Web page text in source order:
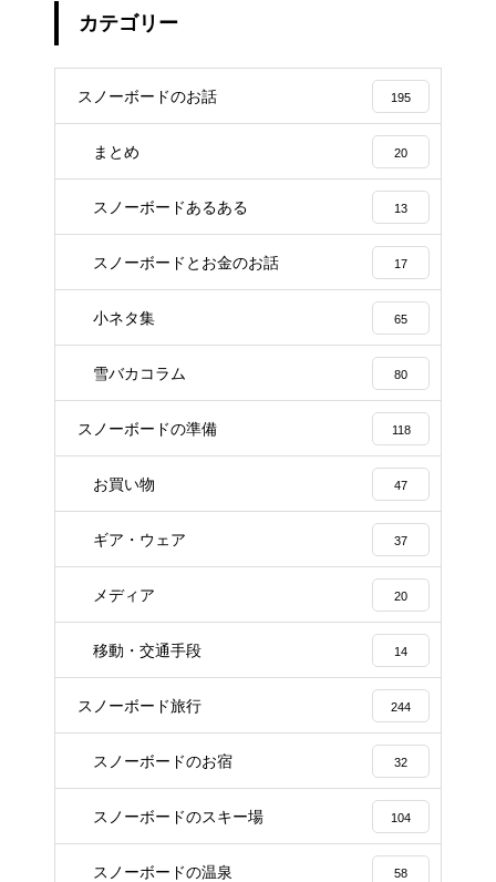
カテゴリー
スノーボードのお話 195
まとめ 20
スノーボードあるある 13
スノーボードとお金のお話 17
小ネタ集 65
雪バカコラム 80
スノーボードの準備 118
お買い物 47
ギア・ウェア 37
メディア 20
移動・交通手段 14
スノーボード旅行 244
スノーボードのお宿 32
スノーボードのスキー場 104
スノーボードの温泉 58